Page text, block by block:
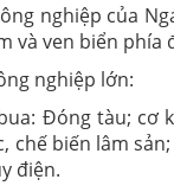
nghiệp của
và ven biển phía
nghiệp lớn:
Đóng tàu; cơ
chế biến lâm
điện.